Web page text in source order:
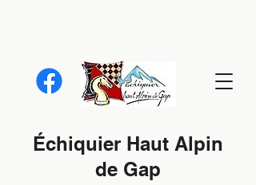
Échiquier Haut Alpin
de Gap